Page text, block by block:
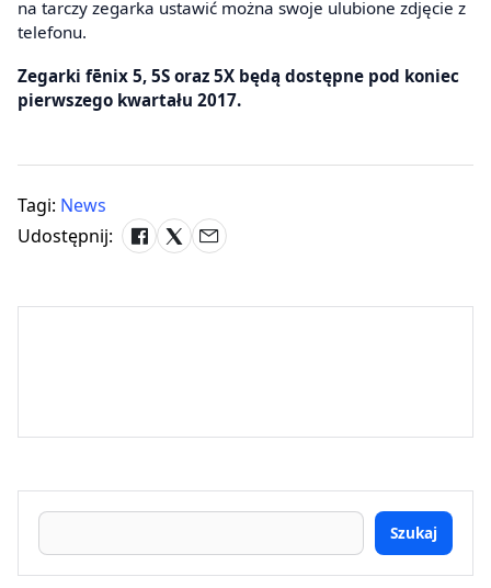
na tarczy zegarka ustawić można swoje ulubione zdjęcie z
telefonu.
Zegarki fēnix 5, 5S oraz 5X będą dostępne pod koniec
pierwszego kwartału 2017.
Tagi: News
Udostępnij:
Szukaj